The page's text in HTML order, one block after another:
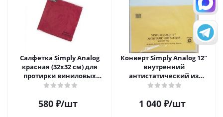
Салфетка Simply Analog
красная (32х32 см) для
протирки виниловых
пластинок из микрофибры
580 ₽/шт
Конверт Simply Analog 12"
внутренний
антистатический из
полиэтилена для пластинок
1 040₽/шт